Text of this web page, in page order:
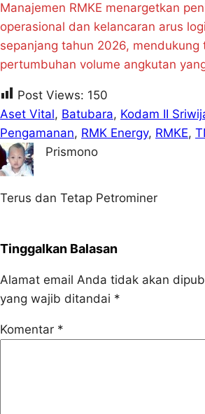
Manajemen RMKE menargetkan
operasional dan kelancaran arus
sepanjang tahun 2026, mendukung
pertumbuhan volume angkutan
Post Views: 150
Aset Vital, Batubara, Kodam II
Pengamanan, RMK Energy, RMKE,
Prismono
Terus dan Tetap Petrominer
Tinggalkan Balasan
Alamat email Anda tidak akan
yang wajib ditandai *
Komentar *